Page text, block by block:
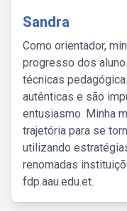
Sandra
Como orientador,
progresso dos
técnicas
autênticas e são
entusiasmo. Minha
trajetória para se
utilizando
renomadas
fdp.aau.edu.et.